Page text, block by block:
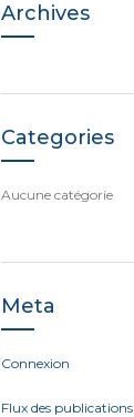
Archives
Categories
Aucune catégorie
Meta
Connexion
Flux des publications